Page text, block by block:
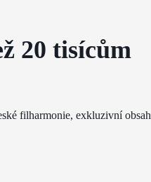
20 tisícům
filharmonie, exkluzivní obsah